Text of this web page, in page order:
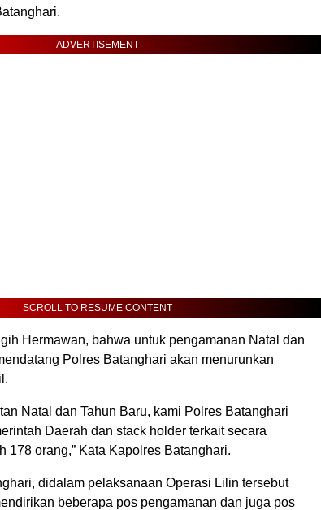
ADVERTISEMENT
SCROLL TO RESUME CONTENT
Hermawan, bahwa untuk pengamanan Natal dan
Polres Batanghari akan menurunkan
Natal dan Tahun Baru, kami Polres Batanghari
Daerah dan stack holder terkait secara
178 orang,” Kata Kapolres Batanghari.
didalam pelaksanaan Operasi Lilin tersebut
beberapa pos pengamanan dan juga pos